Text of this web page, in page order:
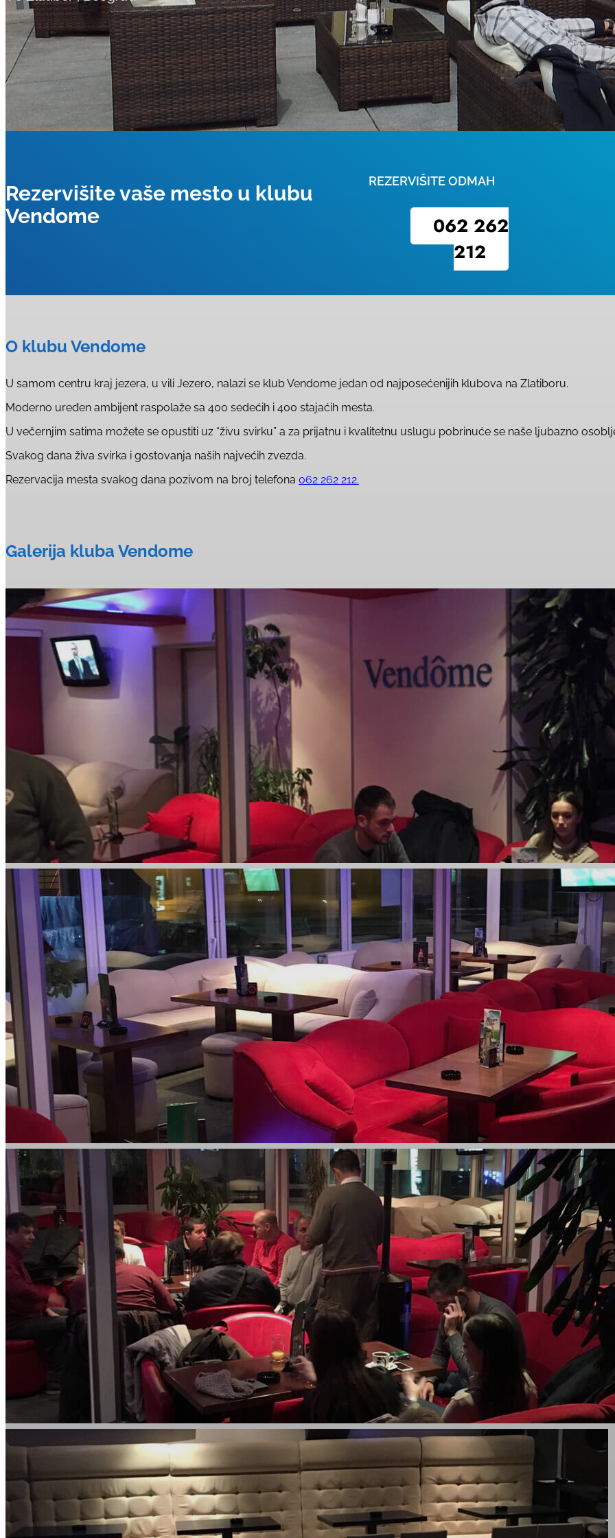
Rezervišite vaše mesto u klubu
Vendome
REZERVIŠITE ODMAH
062 262
212
O klubu Vendome
U samom centru kraj jezera, u vili Jezero, nalazi se klub Vendome jedan od najposećenijih klubova na Zlatiboru.
Moderno uređen ambijent raspolaže sa 400 sedećih i 400 stajaćih mesta.
U večernjim satima možete se opustiti uz “živu svirku” a za prijatnu i kvalitetnu uslugu pobrinuće se naše ljubazno
Svakog dana živa svirka i gostovanja naših najvećih zvezda.
Rezervacija mesta svakog dana pozivom na broj telefona 062 262 212.
Galerija kluba Vendome